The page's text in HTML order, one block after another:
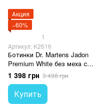
Акция
−60%
1
Артикул: K2616
Ботинки Dr. Martens Jadon
Premium White без меха с
молнией - 36 РАЗМЕР !
1 398 грн 3 498 грн
Купить